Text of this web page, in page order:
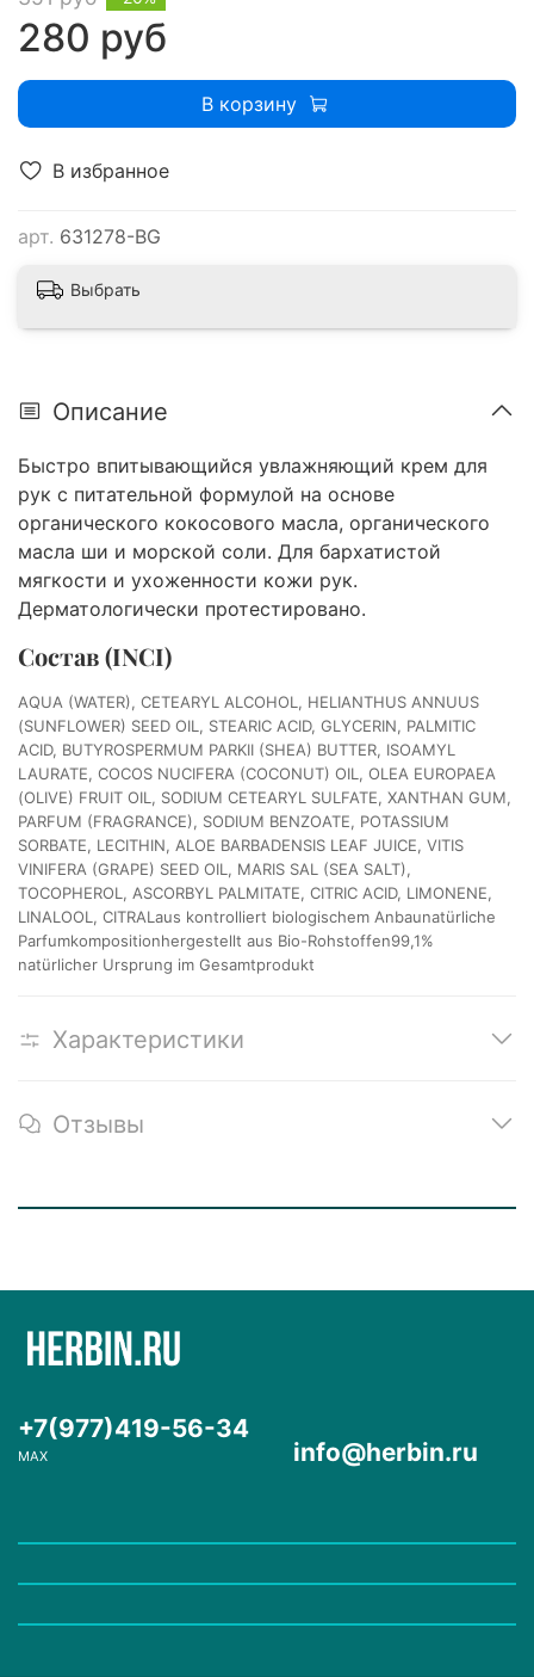
В избранное
арт. 631278-BG
280 руб
В корзину
Выбрать
Описание
Быстро впитывающийся увлажняющий крем для
рук с питательной формулой на основе
органического кокосового масла, органического
масла ши и морской соли. Для бархатистой
мягкости и ухоженности кожи рук.
Дерматологически протестировано.
Состав (INCI)
AQUA (WATER), CETEARYL ALCOHOL, HELIANTHUS ANNUUS
(SUNFLOWER) SEED OIL, STEARIC ACID, GLYCERIN, PALMITIC
ACID, BUTYROSPERMUM PARKII (SHEA) BUTTER, ISOAMYL
LAURATE, COCOS NUCIFERA (COCONUT) OIL, OLEA EUROPAEA
(OLIVE) FRUIT OIL, SODIUM CETEARYL SULFATE, XANTHAN GUM,
PARFUM (FRAGRANCE), SODIUM BENZOATE, POTASSIUM
SORBATE, LECITHIN, ALOE BARBADENSIS LEAF JUICE, VITIS
VINIFERA (GRAPE) SEED OIL, MARIS SAL (SEA SALT),
TOCOPHEROL, ASCORBYL PALMITATE, CITRIC ACID, LIMONENE,
LINALOOL, CITRALaus kontrolliert biologischem Anbaunatürliche
Parfumkompositionhergestellt aus Bio-Rohstoffen99,1%
natürlicher Ursprung im Gesamtprodukt
Характеристики
Отзывы
+7(977)419-56-34
MAX info@herbin.ru